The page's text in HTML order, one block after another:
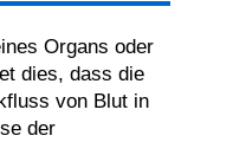
Organs oder
dies, dass die
von Blut in
der